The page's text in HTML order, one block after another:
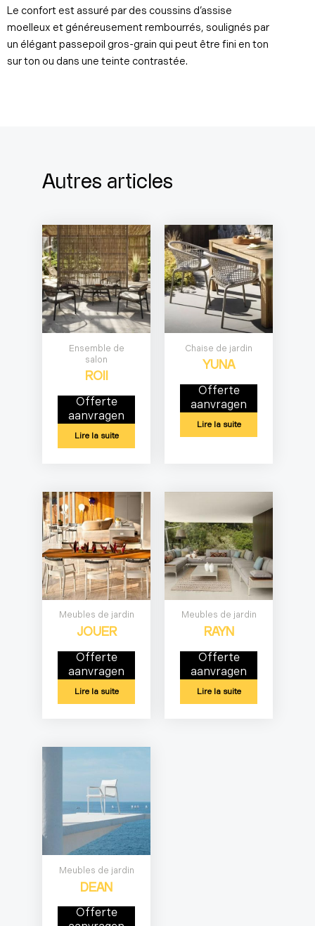
Le confort est assuré par des coussins d’assise
moelleux et généreusement rembourrés, soulignés par
un élégant passepoil gros-grain qui peut être fini en ton
sur ton ou dans une teinte contrastée.
Autres articles
Ensemble de
salon
ROII
Offerte
aanvragen
Lire la suite
Chaise de jardin
YUNA
Offerte
aanvragen
Lire la suite
Meubles de jardin
JOUER
Offerte
aanvragen
Lire la suite
Meubles de jardin
RAYN
Offerte
aanvragen
Lire la suite
Meubles de jardin
DEAN
Offerte